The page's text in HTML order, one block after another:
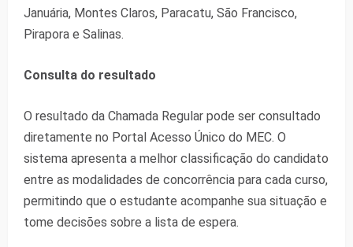
Januária, Montes Claros, Paracatu, São Francisco,
Pirapora e Salinas.
Consulta do resultado
O resultado da Chamada Regular pode ser consultado
diretamente no Portal Acesso Único do MEC. O
sistema apresenta a melhor classificação do candidato
entre as modalidades de concorrência para cada curso,
permitindo que o estudante acompanhe sua situação e
tome decisões sobre a lista de espera.